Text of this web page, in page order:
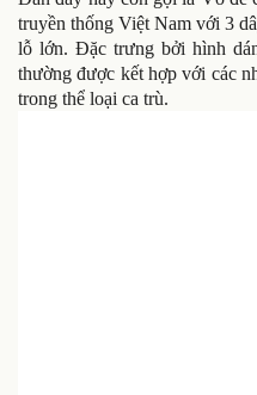
truyền thống Việt Nam với 3
lỗ lớn. Đặc trưng bởi hình
thường được kết hợp với các
trong thể loại ca trù.